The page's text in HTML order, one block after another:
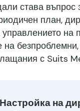
става въпрос
план,
на
на
с Suits
Настройка на